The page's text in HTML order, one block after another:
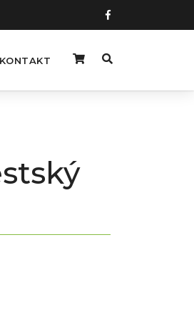
KONTAKT